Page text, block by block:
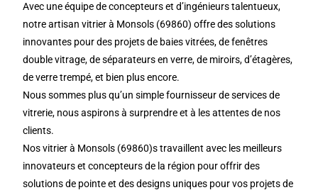
Avec une équipe de concepteurs et d’ingénieurs talentueux,
notre artisan vitrier à Monsols (69860) offre des solutions
innovantes pour des projets de baies vitrées, de fenêtres
double vitrage, de séparateurs en verre, de miroirs, d’étagères,
de verre trempé, et bien plus encore.
Nous sommes plus qu’un simple fournisseur de services de
vitrerie, nous aspirons à surprendre et à les attentes de nos
clients.
Nos vitrier à Monsols (69860)s travaillent avec les meilleurs
innovateurs et concepteurs de la région pour offrir des
solutions de pointe et des designs uniques pour vos projets de